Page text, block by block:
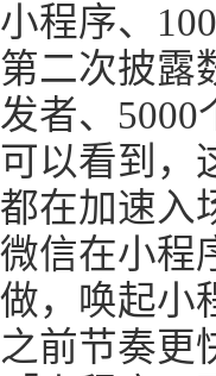
小程序、
第二次披露
发者、5000
可以看到，
都在加速入
微信在小程
做，唤起小
之前节奏更